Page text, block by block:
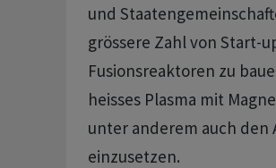
und
grössere Zahl von Start-
Fusionsreaktoren zu
heisses Plasma mit
unter anderem auch den
einzusetzen.